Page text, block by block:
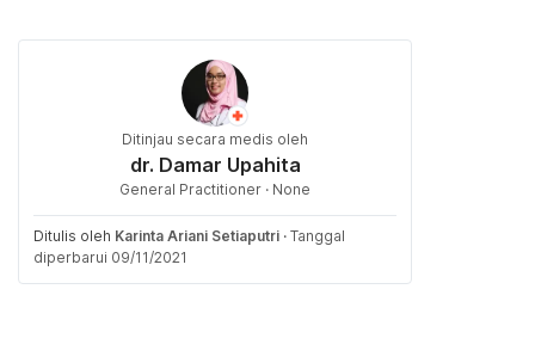
Ditinjau secara medis oleh
dr. Damar Upahita
General Practitioner · None
Ditulis oleh Karinta Ariani Setiaputri · Tanggal
diperbarui 09/11/2021